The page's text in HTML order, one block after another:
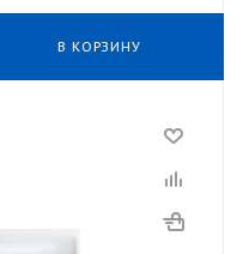
В КОРЗИНУ